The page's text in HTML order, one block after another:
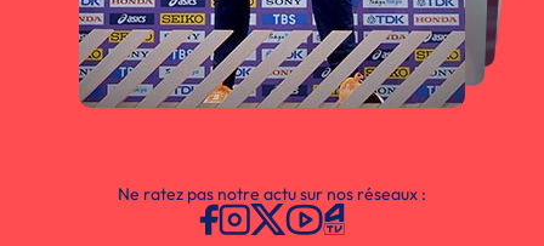
Ne ratez pas notre actu sur nos réseaux :